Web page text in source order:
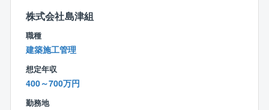
【工事実績】
宮ヶ瀬ダム、高崎河川国道、横浜国道、千葉国道 そ
の他多数
■55歳以上の方の雇用形態は契約社員となります。
株式会社島津組
職種
建築施工管理
想定年収
400～700万円
勤務地